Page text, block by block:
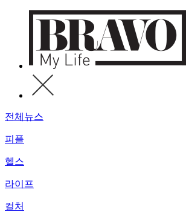
전체뉴스
피플
헬스
라이프
컬처